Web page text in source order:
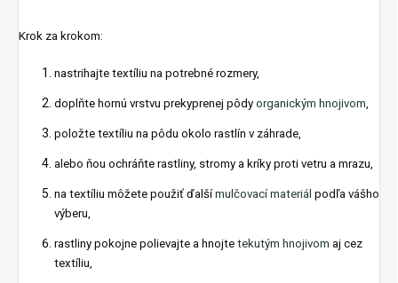
Krok za krokom:
nastrihajte textíliu na potrebné rozmery,
doplňte hornú vrstvu prekyprenej pôdy organickým hnojivom
položte textíliu na pôdu okolo rastlín v záhrade,
alebo ňou ochráňte rastliny, stromy a kríky proti vetru a mrazu,
na textíliu môžete použiť ďalšímulčovací materiál podľa vášho
výberu,
rastliny pokojne polievajte a hnojte tekutým hnojivom aj cez
textíliu,